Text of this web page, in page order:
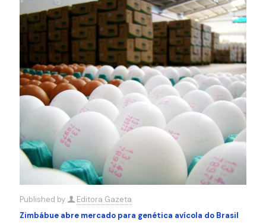
Published by
Editora Gazeta
Zimbábue abre mercado para genética avícola do Brasil